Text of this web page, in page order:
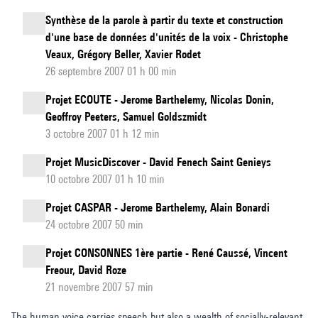
Synthèse de la parole à partir du texte et construction
d'une base de données d'unités de la voix - Christophe
Veaux, Grégory Beller, Xavier Rodet
26 septembre 2007 01 h 00 min
Projet ECOUTE - Jerome Barthelemy, Nicolas Donin,
Geoffroy Peeters, Samuel Goldszmidt
3 octobre 2007 01 h 12 min
Projet MusicDiscover - David Fenech Saint Genieys
10 octobre 2007 01 h 10 min
Projet CASPAR - Jerome Barthelemy, Alain Bonardi
24 octobre 2007 50 min
Projet CONSONNES 1ère partie - René Caussé, Vincent
Freour, David Roze
21 novembre 2007 57 min